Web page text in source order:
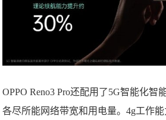
OPPO Reno3 Pro还配用了5G智能化智
各尽所能网络带宽和用电量。4g工作